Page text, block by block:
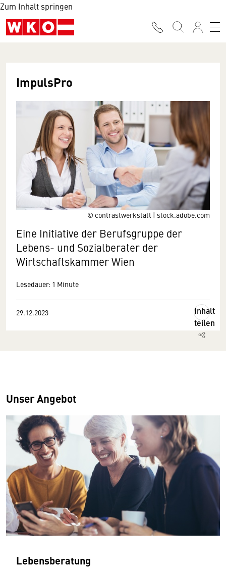
Zum Inhalt springen
© contrastwerkstatt | stock.adobe.com
ImpulsPro
Eine Initiative der Berufsgruppe der
Lebens- und Sozialberater der
Wirtschaftskammer Wien
Lesedauer: 1 Minute
29.12.2023
Inhalt
teilen
Unser Angebot
Lebensberatung